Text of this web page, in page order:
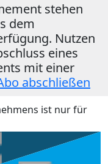
stehen
dem
Nutzen
eines
mit einer
abschließen
ist nur für